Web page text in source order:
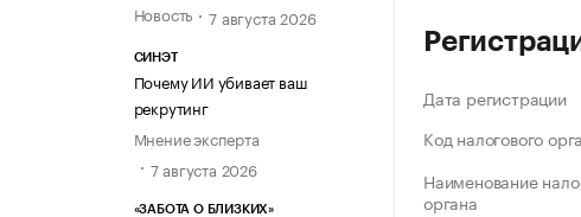
Новость
7 августа 2026
СИНЭТ
Почему ИИ убивает ваш
рекрутинг
Мнение эксперта
7 августа 2026
«ЗАБОТА О БЛИЗКИХ»
Дата регистрации
Код налогового
Наименование
органа